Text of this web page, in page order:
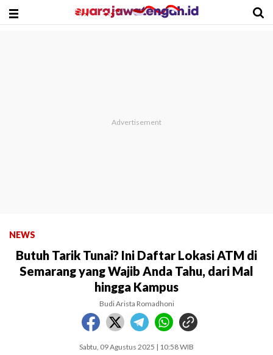
NEWS
Butuh Tarik Tunai? Ini Daftar Lokasi ATM di
Semarang yang Wajib Anda Tahu, dari Mal
hingga Kampus
Budi Arista Romadhoni
Sabtu, 09 Agustus 2025 | 10:58 WIB